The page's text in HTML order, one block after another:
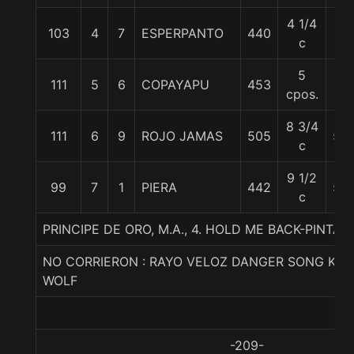
103 4 7 ESPERPANTO 440
4 1/4
c
111 5 6 COPAYAPU 453
5
cpos.
111 6 9 ROJO JAMAS 505
8 3/4
c
55
99 7 1 PIERA 442
9 1/2
c
55
PRINCIPE DE ORO, M.A., 4. HOLD ME BACK-PINTA
NO CORRIERON : RAYO VELOZ DANGER SONG
WOLF
-209-